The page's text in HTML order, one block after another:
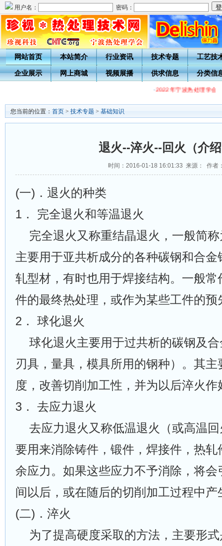
用户名： 密码：
网站首页 本站简介 行业资讯 技术专题 工艺技
企业展示 网上商城 视频展播 供求信息 分类信
2022年宁波热处理学会
您当前的位置： 首页 > 技术专题 > 基础知识
退火--淬火--回火（介
时间：2016-01-18 16:01:33 来源： 作者
(一)．退火的种类
1． 完全退火和等温退火
完全退火又称重结晶退火，一般简
主要用于亚共析成分的各种碳钢和合
轧型材，有时也用于焊接结构。一般
件的最终热处理，或作为某些工件的预
2． 球化退火
球化退火主要用于过共析的碳钢及
刃具，量具，模具所用的钢种）。其
度，改善切削加工性，并为以后淬火作
3． 去应力退火
去应力退火又称低温退火（或高温
要用来消除铸件，锻件，焊接件，热
余应力。如果这些应力不予消除，将
间以后，或在随后的切削加工过程中产
(二)．淬火
为了提高硬度采取的方法，主要形